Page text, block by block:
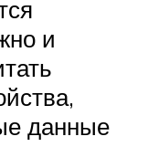
и
данные